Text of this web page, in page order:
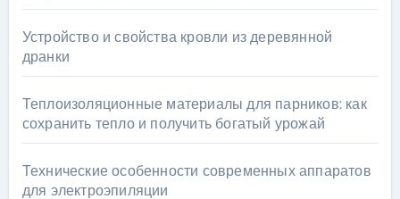
Устройство и свойства кровли из деревянной
дранки
Теплоизоляционные материалы для парников: как
сохранить тепло и получить богатый урожай
Технические особенности современных аппаратов
для электроэпиляции